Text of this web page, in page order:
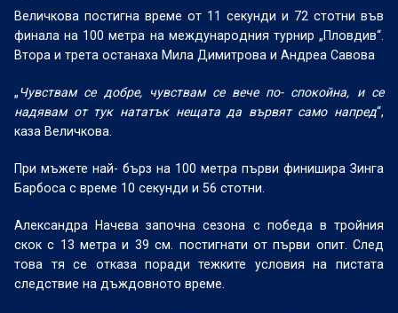
Величкова постигна време от 11 секунди и 72 стотни във
финала на 100 метра на международния турнир „Пловдив“.
Втора и трета останаха Мила Димитрова и Андреа Савова
„Чувствам се добре, чувствам се вече по- спокойна, и се
надявам от тук нататък нещата да вървят само напред“,
каза Величкова.
При мъжете най- бърз на 100 метра първи финишира Зинга
Барбоса с време 10 секунди и 56 стотни.
Александра Начева започна сезона с победа в тройния
скок с 13 метра и 39 см. постигнати от първи опит. След
това тя се отказа поради тежките условия на пистата
следствие на дъждовното време.